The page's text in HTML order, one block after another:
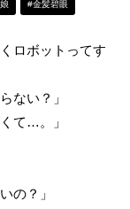
#金髪碧眼
ロボットってす
ない？」
て…。」
の？」